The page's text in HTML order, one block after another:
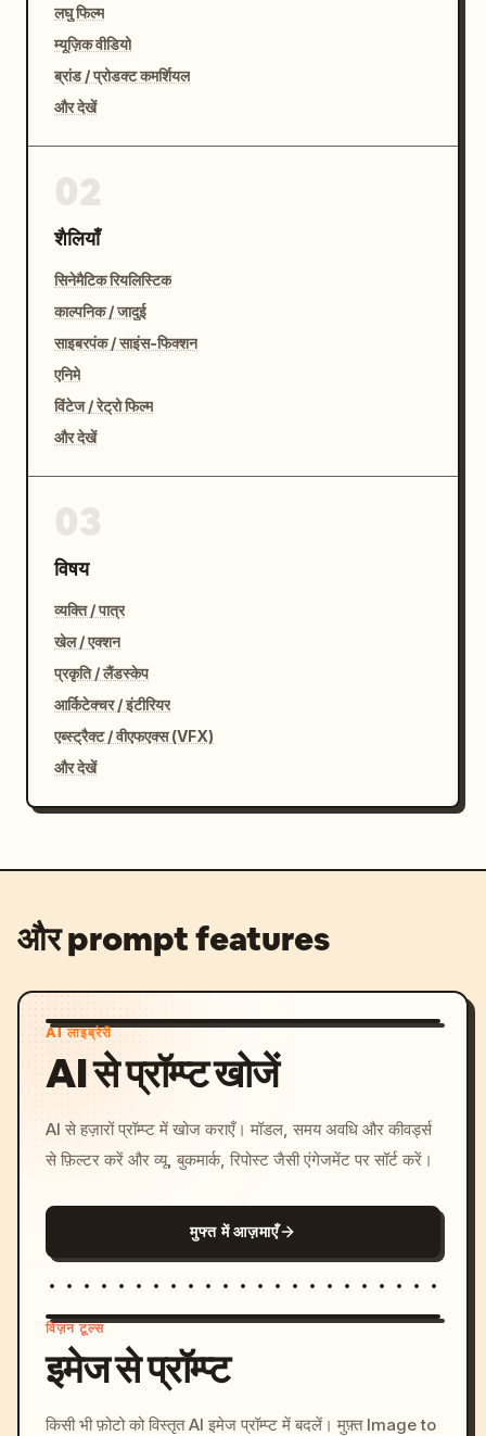
लघु फिल्म
म्यूज़िक वीडियो
ब्रांड / प्रोडक्ट कमर्शियल
और देखें
शैलियाँ
सिनेमैटिक रियलिस्टिक
काल्पनिक / जादुई
साइबरपंक / साइंस-फिक्शन
एनिमे
विंटेज / रेट्रो फिल्म
और देखें
विषय
व्यक्ति / पात्र
खेल / एक्शन
प्रकृति / लैंडस्केप
आर्किटेक्चर / इंटीरियर
एब्स्ट्रैक्ट / वीएफएक्स (VFX)
और देखें
और prompt features
AI लाइब्रेरी
AI से प्रॉम्प्ट खोजें
AI से हज़ारों प्रॉम्प्ट में खोज कराएँ। मॉडल, समय अवधि और कीवर्ड्स
से फ़िल्टर करें और व्यू, बुकमार्क, रिपोस्ट जैसी एंगेजमेंट पर सॉर्ट करें।
मुफ्त में आज़माएँ
c, cyberpunk sunset, neon
विज़न टूल्स
इमेज से प्रॉम्प्ट
किसी भी फ़ोटो को विस्तृत AI इमेज प्रॉम्प्ट में बदलें। मुफ़्त Image to